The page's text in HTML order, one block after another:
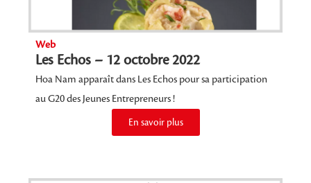
Web
Les Echos – 12 octobre 2022
Hoa Nam apparaît dans Les Echos pour sa participation
au G20 des Jeunes Entrepreneurs !
En savoir plus